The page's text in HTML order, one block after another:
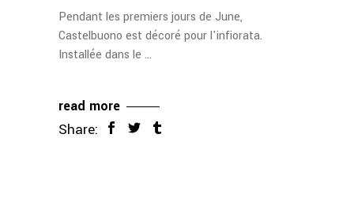
Pendant les premiers jours de June,
Castelbuono est décoré pour l'infiorata.
Installée dans le
read more
Share: